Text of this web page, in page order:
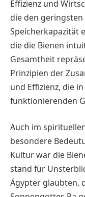
Effizienz und
die den
Speicherkapazität
die die Bienen
Gesamtheit
Prinzipien der
und Effizienz, die
funktionierenden
Auch im
besondere
Kultur war die
stand für
Ägypter glaubten,